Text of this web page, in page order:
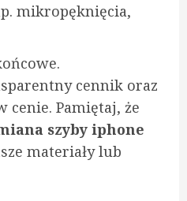
mikropęknięcia,
cennik oraz
cenie. Pamiętaj, że
szyby iphone
materiały lub